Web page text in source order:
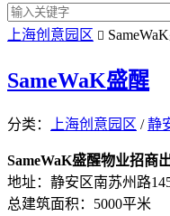
上海创意园区 
SameWaK盛醒
分类： 上海创意园区 /静
SameWaK盛醒物业招商
地址：静安区南苏州路
总建筑面积：5000平米